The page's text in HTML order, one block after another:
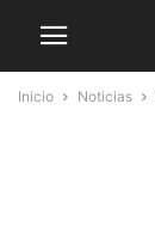
Inicio Noticias